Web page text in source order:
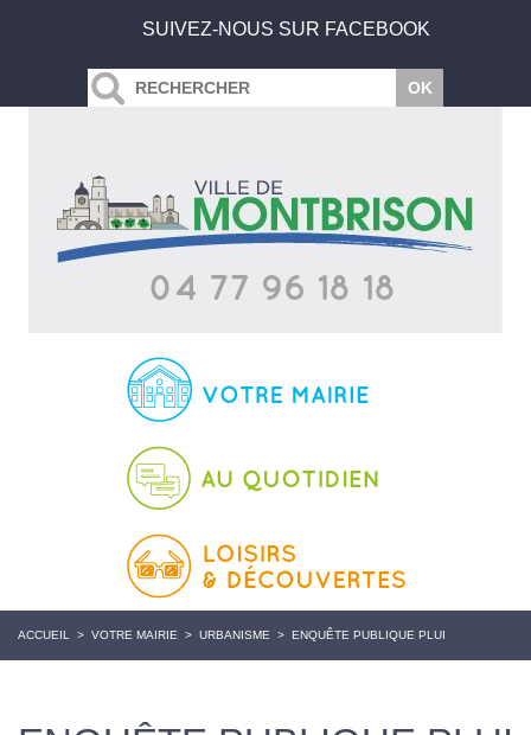
SUIVEZ-NOUS SUR FACEBOOK
ACCUEIL > VOTRE MAIRIE > URBANISME > ENQUÊTE PUBLIQUE PLUI